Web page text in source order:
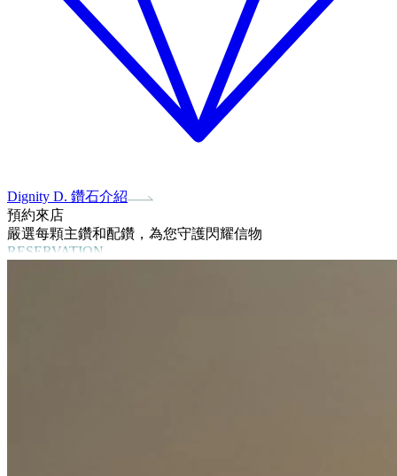
Dignity D. 鑽石介紹
預約來店
嚴選每顆主鑽和配鑽，為您守護閃耀信物
RESERVATION